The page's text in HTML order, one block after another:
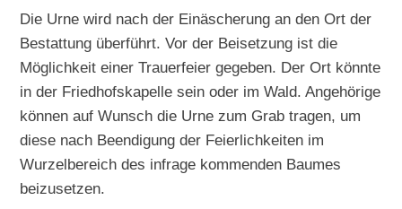
Die Urne wird nach der Einäscherung an den Ort der
Bestattung überführt. Vor der Beisetzung ist die
Möglichkeit einer Trauerfeier gegeben. Der Ort könnte
in der Friedhofskapelle sein oder im Wald. Angehörige
können auf Wunsch die Urne zum Grab tragen, um
diese nach Beendigung der Feierlichkeiten im
Wurzelbereich des infrage kommenden Baumes
beizusetzen.